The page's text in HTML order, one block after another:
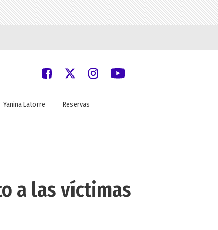
Yanina Latorre Reservas
a las víctimas